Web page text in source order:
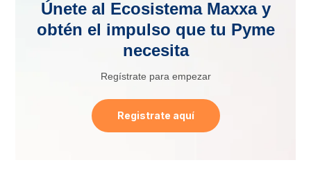
Únete al Ecosistema Maxxa y
obtén el impulso que tu Pyme
necesita
Regístrate para empezar
Registrate aquí